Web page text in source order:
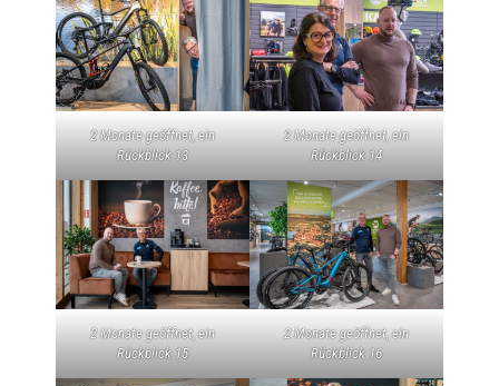
2 Monate geöffnet, ein
Rückblick 13
2 Monate geöffnet, ein
Rückblick 14
2 Monate geöffnet, ein
Rückblick 15
2 Monate geöffnet, ein
Rückblick 16